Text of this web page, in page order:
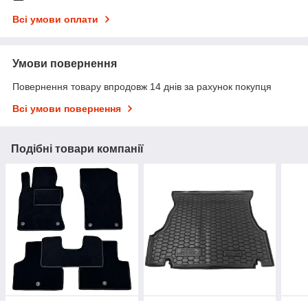
Всі умови оплати
Умови повернення
Повернення товару впродовж 14 днів за рахунок покупця
Всі умови повернення
Подібні товари компанії